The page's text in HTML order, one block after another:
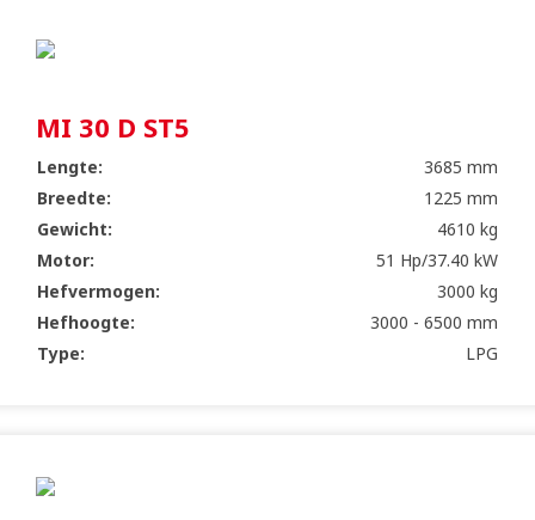
MI 30 D ST5
Lengte:
3685 mm
Breedte:
1225 mm
Gewicht:
4610 kg
Motor:
51 Hp/37.40 kW
Hefvermogen:
3000 kg
Hefhoogte:
3000 - 6500 mm
Type:
LPG